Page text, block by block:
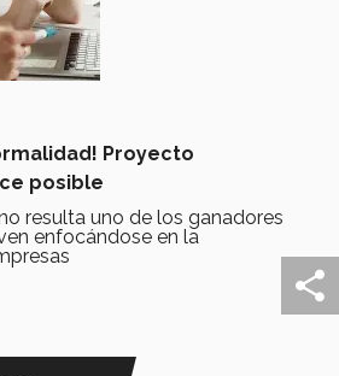
Proyecto
posible
resulta uno de los ganadores
enfocándose en la